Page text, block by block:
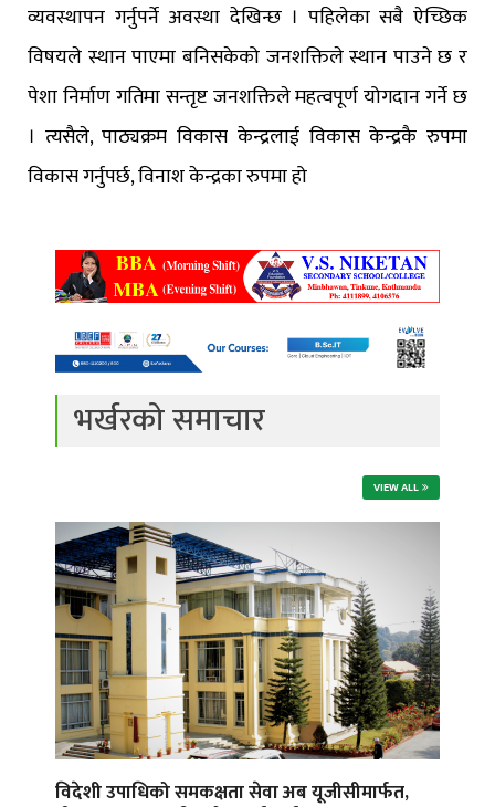
व्यवस्थापन गर्नुपर्ने अवस्था देखिन्छ । पहिलेका सबै ऐच्छिक
विषयले स्थान पाएमा बनिसकेको जनशक्तिले स्थान पाउने छ र
पेशा निर्माण गतिमा सन्तृष्ट जनशक्तिले महत्वपूर्ण योगदान गर्ने छ
। त्यसैले, पाठ्यक्रम विकास केन्द्रलाई विकास केन्द्रकै रुपमा
विकास गर्नुपर्छ, विनाश केन्द्रका रुपमा हो
भर्खरको समाचार
VIEW ALL
विदेशी उपाधिको समकक्षता सेवा अब यूजीसीमार्फत,